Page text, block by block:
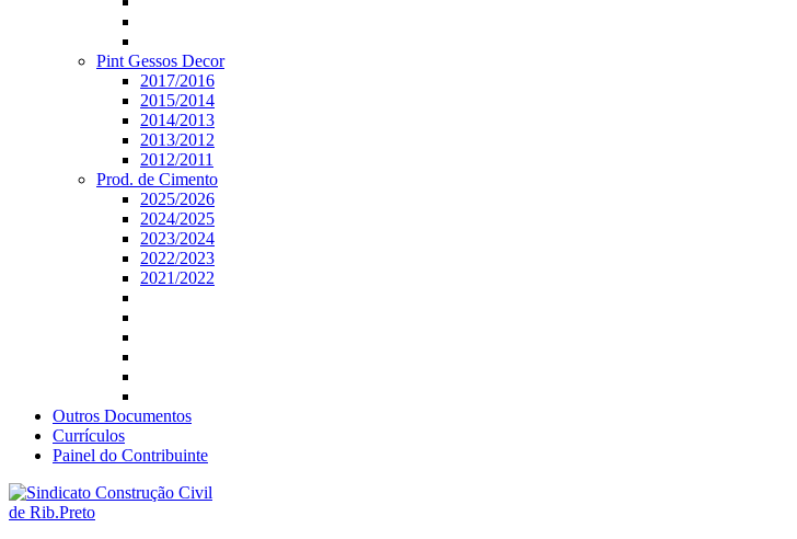
Pint Gessos Decor
2017/2016
2015/2014
2014/2013
2013/2012
2012/2011
Prod. de Cimento
2025/2026
2024/2025
2023/2024
2022/2023
2021/2022
Outros Documentos
Currículos
Painel do Contribuinte